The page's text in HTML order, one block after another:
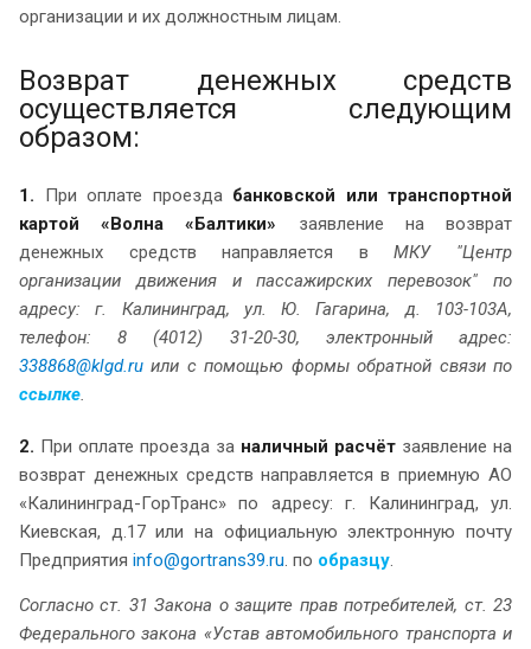
организации и их должностным лицам.
Возврат денежных средств
осуществляется следующим
образом:
1. При оплате проезда банковской или транспортной
картой «Волна «Балтики» заявление на возврат
денежных средств направляется вМКУ "Центр
организации движения и пассажирских перевозок" по
адресу: г. Калининград, ул. Ю. Гагарина, д. 103-103А,
телефон: 8 (4012) 31-20-30, электронный адрес:
338868@klgd.ru или с помощью формы обратной связи по
ссылке.
2. При оплате проезда за наличный расчёт заявление на
возврат денежных средств направляется в приемную АО
«Калининград-ГорТранс» по адресу: г. Калининград, ул.
Киевская, д.17 или на официальную электронную почту
Предприятия info@gortrans39.ru. по образцу.
Согласно ст. 31 Закона о защите прав потребителей, ст. 23
Федерального закона «Устав автомобильного транспорта и